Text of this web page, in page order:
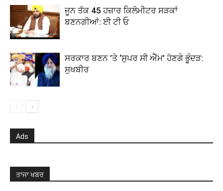
ਜੂਨ ਤੱਕ 45 ਹਜ਼ਾਰ ਕਿਲੋਮੀਟਰ ਸੜਕਾਂ
ਬਣਨਗੀਆਂ: ਈ ਟੀ ਓ
ਸਰਕਾਰ ਬਣਨ ’ਤੇ ‘ਸੁਪਰ ਸੀ ਐੱਮ’ ਹੋਣਗੇ ਭੂੰਦੜ:
ਸੁਖਬੀਰ
Ads
ਤਾਜਾ ਖਬਰ